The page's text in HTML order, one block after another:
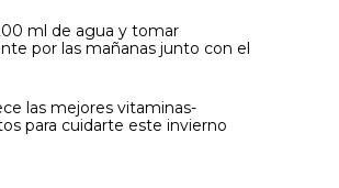
ml de agua y tomar
por las mañanas junto con el
las mejores vitaminas-
para cuidarte este invierno